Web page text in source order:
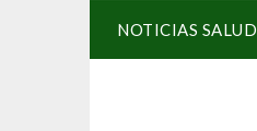
NOTICIAS SALUD